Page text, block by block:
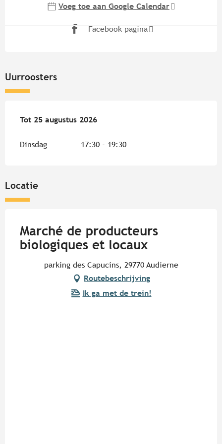
Voeg toe aan Google Calendar
Facebook pagina
Uurroosters
Vanaf7 juli 2026tot25 augustus 2026
Tot 25 augustus 2026
Dinsdag 17:30 - 19:30
Locatie
Marché de producteurs
biologiques et locaux
parking des Capucins, 29770 Audierne
Routebeschrijving
Ik ga met de trein!